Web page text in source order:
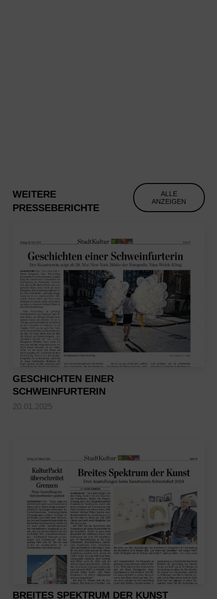
WEITERE
PRESSEBERICHTE
ALLE
ANZEIGEN
GESCHICHTEN EINER
SCHWEINFURTERIN
20.01.2025
BREITES SPEKTRUM DER KUNST